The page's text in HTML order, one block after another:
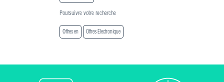
Poursuivre votre recherche
Offres en Offres Electronique